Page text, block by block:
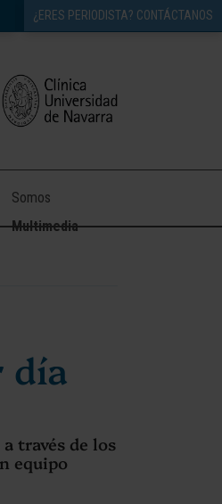
¿ERES PERIODISTA? CONTÁCTANOS
Somos
Multimedia
día
través de los
equipo